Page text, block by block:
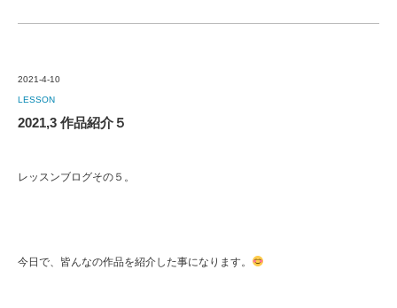
2021-4-10
LESSON
2021,3 作品紹介５
レッスンブログその５。
今日で、皆んなの作品を紹介した事になります。